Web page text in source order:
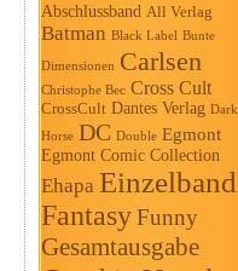
Abschlussband All Verlag
Batman Black Label Bunte
Dimensionen Carlsen
Christophe Bec Cross Cult
CrossCult Dantes Verlag Dark
Horse DC Double Egmont
Egmont Comic Collection
Ehapa Einzelband
FantasyFunny
Gesamtausgabe